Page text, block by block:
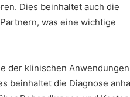
Dies beinhaltet auch die
was eine wichtige
der klinischen
beinhaltet die Diagnose